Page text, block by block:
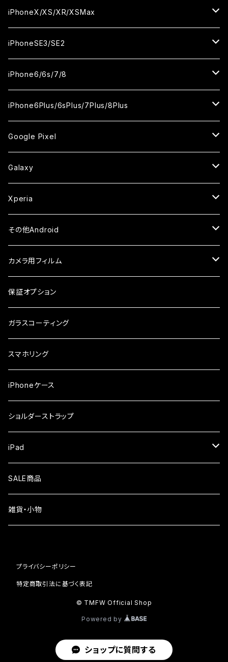
セラミックフィルム
セラミックフィルム
ガラスフィルム
セラミックフィルム
セラミックフィルム
ガラスフィルム
セラミックフィルム
iPhone14ProMax
ガラスフィルム
セラミックフィルム
セラミックフィルム
ガラスフィルム
セラミックフィルム
iPhone13ProMax
ガラスフィルム
セラミックフィルム
ガラスフィルム
セラミックフィルム
iPhone12mini
ガラスフィルム
セラミックフィルム
iPhone12ProMax
ガラスフィルム
セラミックフィルム
iPhone11
ガラスフィルム
セラミックフィルム
iPhone11Pro
ガラスフィルム
セラミックフィルム
iPhone11Pro Max
ガラスフィルム
セラミックフィルム
iPhoneX/XS/XR/XSMax
iPhoneX
ガラスフィルム
セラミックフィルム
iPhoneXS
ガラスフィルム
セラミックフィルム
iPhoneXR
ガラスフィルム
セラミックフィルム
iPhoneXSMax
ガラスフィルム
セラミックフィルム
iPhoneSE3/SE2
iPhoneSE3
ガラスフィルム
ケース
iPhoneSE2
ガラスフィルム
ケース
iPhone6/6s/7/8
iPhone8
ガラスフィルム
セラミックフィルム
iPhone7
ガラスフィルム
セラミックフィルム
iPhone6s
ガラスフィルム
ケース・カバー
iPhone6
ガラスフィルム
ケース・カバー
iPhone6Plus/6sPlus/7Plus/8Plus
iPhone6Plus
ガラスフィルム
ケース
iPhone6sPlus
ガラスフィルム
ケース
iPhone7Plus
ガラスフィルム
ケース
iPhone8Plus
ガラスフィルム
ケース
Google Pixel
ガラスフィルム
セラミックフィルム
ケース
Galaxy
ガラスフィルム
セラミックフィルム
ケース
Xperia
ガラスフィルム
その他Android
AQUOS
ガラスフィルム
arrows
ガラスフィルム
シンプルスマホ
ガラスフィルム
らくらくスマホ
ガラスフィルム
OPPO
ガラスフィルム
Xiaomi
ガラスフィルム
カメラ用フィルム
iPhone
iPhone17e
iPhone17ProMax
iPhone16
iPhone15
iPhone13
Android
保証オプション
ガラスコーティング
スマホリング
iPhoneケース
ショルダーストラップ
iPad
液晶フィルム
SALE商品
雑貨・小物
プライバシーポリシー
特定商取引法に基づく表記
© TMFW Official Shop
Powered by
ショップに質問する